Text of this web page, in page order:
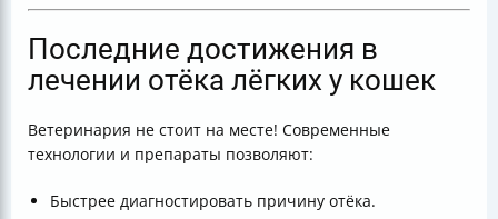
Последние достижения в
лечении отёка лёгких у кошек
Ветеринария не стоит на месте! Современные
технологии и препараты позволяют:
Быстрее диагностировать причину отёка.